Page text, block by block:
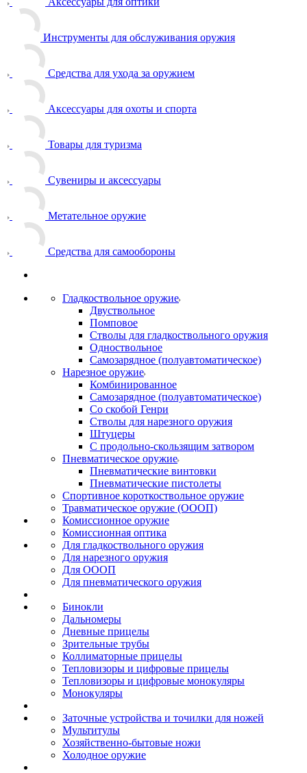
Инструменты для обслуживания оружия
Средства для ухода за оружием
Аксессуары для охоты и спорта
Товары для туризма
Сувениры и аксессуары
Метательное оружие
Средства для самообороны
Гладкоствольное оружие
Двуствольное
Помповое
Стволы для гладкоствольного оружия
Одноствольное
Самозарядное (полуавтоматическое)
Нарезное оружие
Комбинированное
Самозарядное (полуавтоматическое)
Со скобой Генри
Стволы для нарезного оружия
Штуцеры
С продольно-скользящим затвором
Пневматическое оружие
Пневматические винтовки
Пневматические пистолеты
Спортивное короткоствольное оружие
Травматическое оружие (ОООП)
Комиссионное оружие
Комиссионная оптика
Для гладкоствольного оружия
Для нарезного оружия
Для ОООП
Для пневматического оружия
Бинокли
Дальномеры
Дневные прицелы
Зрительные трубы
Коллиматорные прицелы
Тепловизоры и цифровые прицелы
Тепловизоры и цифровые монокуляры
Монокуляры
Заточные устройства и точилки для ножей
Мультитулы
Хозяйственно-бытовые ножи
Холодное оружие